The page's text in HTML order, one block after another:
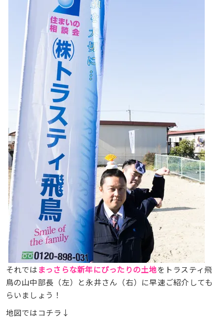
それでは まっさらな新年にぴったりの土地をトラスティ飛
鳥の山中部長（左）と永井さん（右）に早速ご紹介しても
らいましょう！
地図ではコチラ↓